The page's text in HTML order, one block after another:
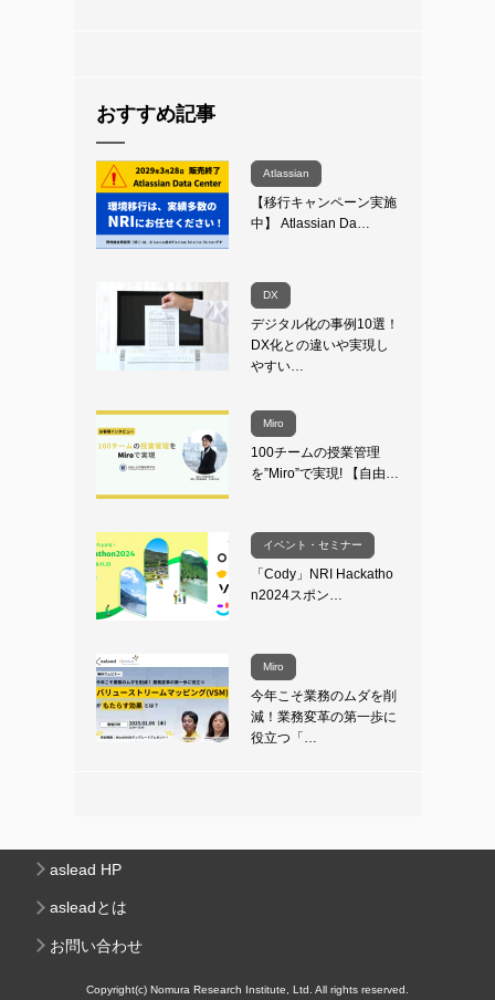
おすすめ記事
Atlassian
【移行キャンペーン実施
中】 Atlassian Da…
DX
デジタル化の事例10選！
DX化との違いや実現し
やすい…
Miro
100チームの授業管理
を”Miro”で実現! 【自由…
イベント・セミナー
「Cody」NRI Hackatho
n2024スポン…
Miro
今年こそ業務のムダを削
減！業務変革の第一歩に
役立つ「…
aslead HP
asleadとは
お問い合わせ
Copyright(c) Nomura Research Institute, Ltd. All rights reserved.